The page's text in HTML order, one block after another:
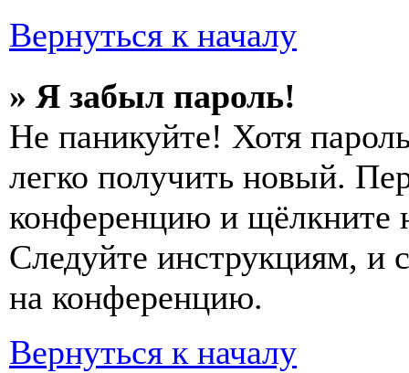
Вернуться к началу
» Я забыл пароль!
Не паникуйте! Хотя
легко получить новый.
конференцию и щёлкните
Следуйте инструкциям, и
на конференцию.
Вернуться к началу